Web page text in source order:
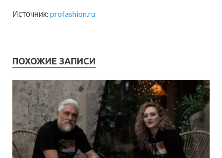
Источник: profashion.ru
ПОХОЖИЕ ЗАПИСИ